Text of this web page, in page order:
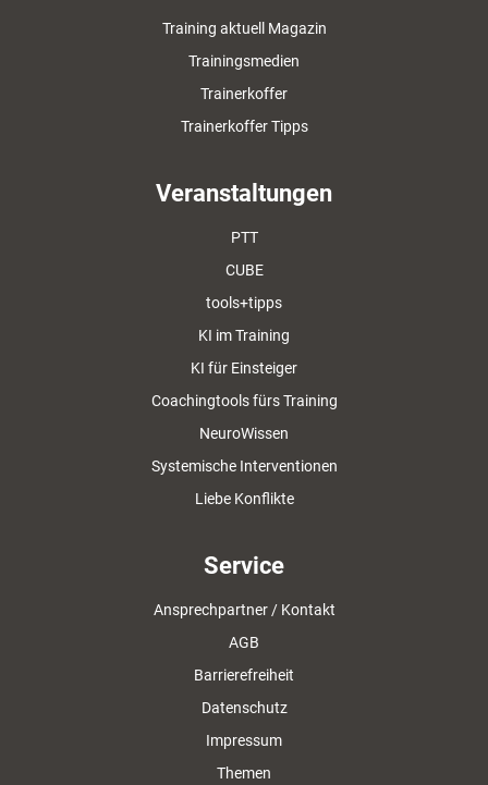
Training aktuell Magazin
Trainingsmedien
Trainerkoffer
Trainerkoffer Tipps
Veranstaltungen
PTT
CUBE
tools+tipps
KI im Training
KI für Einsteiger
Coachingtools fürs Training
NeuroWissen
Systemische Interventionen
Liebe Konflikte
Service
Ansprechpartner / Kontakt
AGB
Barrierefreiheit
Datenschutz
Impressum
Themen